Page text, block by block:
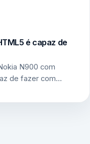
é capaz de
N900 com
de fazer com…